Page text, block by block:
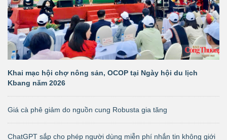
Khai mạc hội chợ nông sản, OCOP tại Ngày hội du lịch
Kbang năm 2026
Giá cà phê giảm do nguồn cung Robusta gia tăng
ChatGPT sắp cho phép người dùng miễn phí nhắn tin không giới